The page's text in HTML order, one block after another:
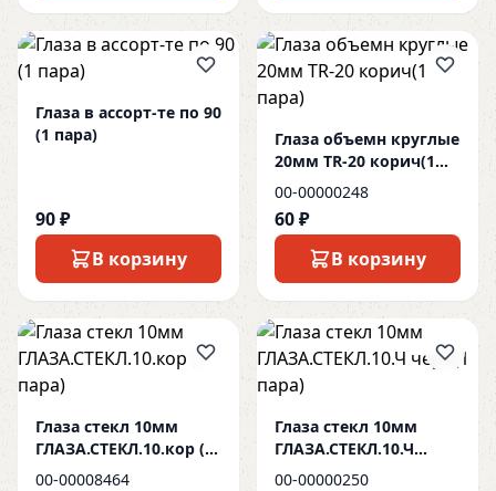
Глаза в ассорт-те по 90
(1 пара)
90 ₽
В корзину
Глаза объемн круглые
20мм TR-20 корич(1
пара)
00-00000248
60 ₽
В корзину
Глаза стекл 10мм
ГЛАЗА.СТЕКЛ.10.кор (1
пара)
00-00008464
Глаза стекл 10мм
ГЛАЗА.СТЕКЛ.10.Ч
черн(1 пара)
00-00000250